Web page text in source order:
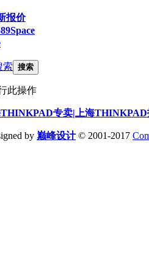
报价
Space
索 搜索
此操作
THINKPAD专卖|上海
by 巅峰设计© 2001-2017